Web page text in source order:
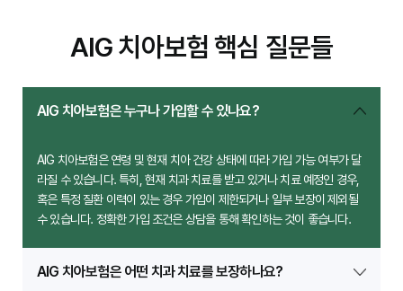
AIG 치아보험 핵심 질문들
AIG 치아보험은 누구나 가입할 수 있나요?
AIG 치아보험은 연령 및 현재 치아 건강 상태에 따라 가입 가능 여부가 달
라질 수 있습니다. 특히, 현재 치과 치료를 받고 있거나 치료 예정인 경우,
혹은 특정 질환 이력이 있는 경우 가입이 제한되거나 일부 보장이 제외될
수 있습니다. 정확한 가입 조건은 상담을 통해 확인하는 것이 좋습니다.
AIG 치아보험은 어떤 치과 치료를 보장하나요?